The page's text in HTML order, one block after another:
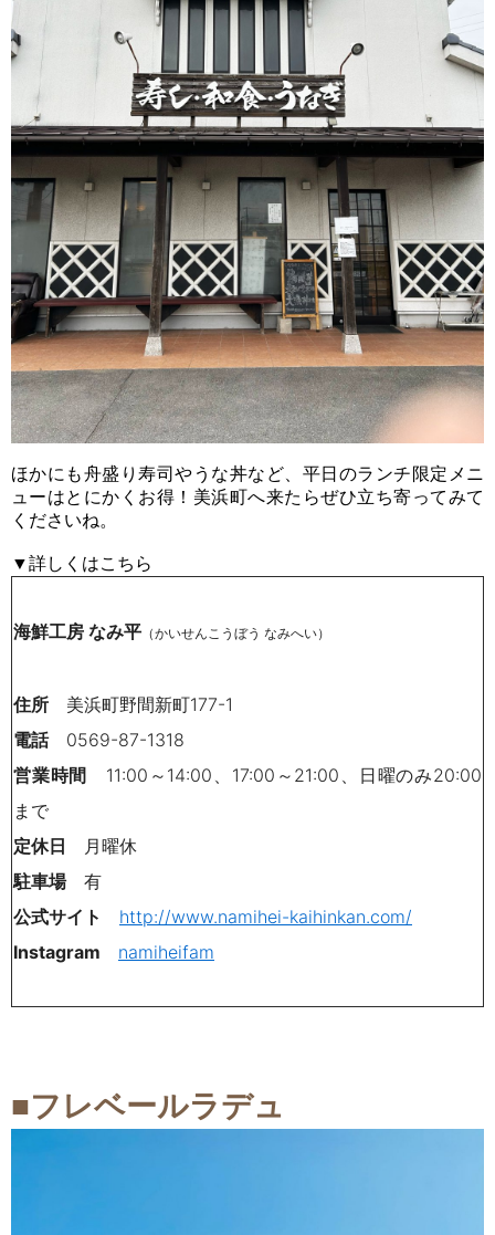
ほかにも舟盛り寿司やうな丼など、平日のランチ限定メニ
ューはとにかくお得！美浜町へ来たらぜひ立ち寄ってみて
くださいね。
▼詳しくはこちら
海鮮工房 なみ平 （かいせんこうぼう なみへい）
住所 美浜町野間新町177-1
電話0569-87-1318
営業時間 11:00～14:00、17:00～21:00、日曜のみ20:00
まで
定休日 月曜休
駐車場有
公式サイト
http://www.namihei-kaihinkan.com/
Instagram
namiheifam
■フレベールラデュ